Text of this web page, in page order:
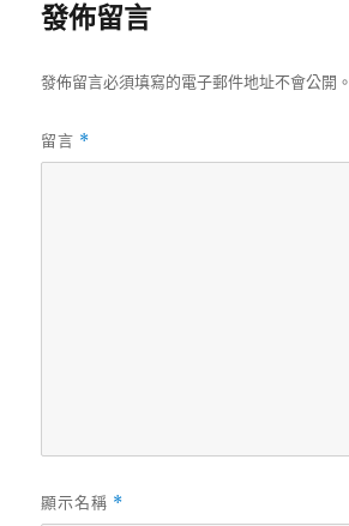
發佈留言
發佈留言必須填寫的電子郵件地址不會公開。
留言 *
顯示名稱 *